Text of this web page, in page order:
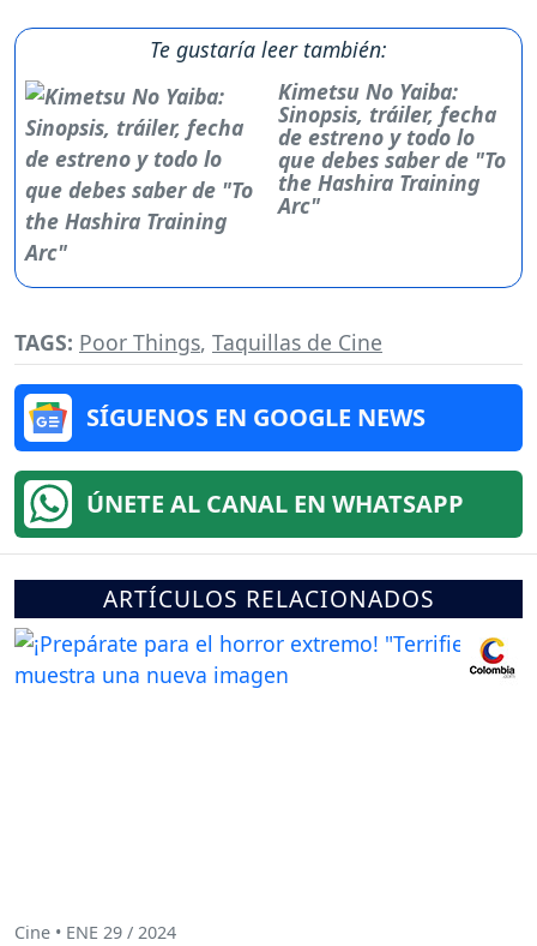
Te gustaría leer también:
Kimetsu No Yaiba:
Sinopsis, tráiler, fecha
de estreno y todo lo
que debes saber de "To
the Hashira Training
Arc"
TAGS: Poor Things, Taquillas de Cine
SÍGUENOS EN GOOGLE NEWS
ÚNETE AL CANAL EN WHATSAPP
ARTÍCULOS RELACIONADOS
Cine • ENE 29 / 2024